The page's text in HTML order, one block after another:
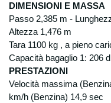
DIMENSIONI E MASSA
Passo 2,385 m -
Altezza 1,476 m
Tara 1100 kg , a pieno
Capacità bagaglio 1: 206
PRESTAZIONI
Velocità massima
km/h (Benzina) 14,9 sec